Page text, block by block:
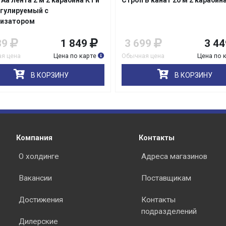
с
цена
1 849
Цена по карте
В КОРЗИНУ
3 699
Обычная цена
3
Цена по
В КОРЗИНУ
раз в 2 недели
Компания
О холдинге
Вакансии
Достижения
Дилерские
Контакты
Адреса магазинов
Поставщикам
Контакты
подразделений